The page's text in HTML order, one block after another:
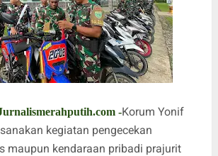
-Korum Yonif
kegiatan pengecekan
maupun kendaraan pribadi prajurit